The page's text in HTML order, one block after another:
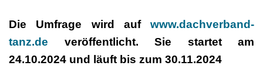
Die Umfrage wird auf www.dachverband-
tanz.de veröffentlicht. Sie startet am
24.10.2024 und läuft bis zum 30.11.2024